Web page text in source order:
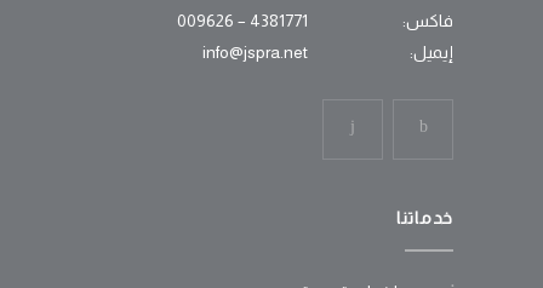
فاكس:
4381771 – 009626
إيميل:
info@jspra.net
خدماتنا